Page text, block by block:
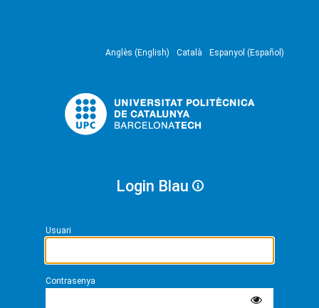
Anglès (English) Català Espanyol (Español)
Login Blau
Usuari
Contrasenya